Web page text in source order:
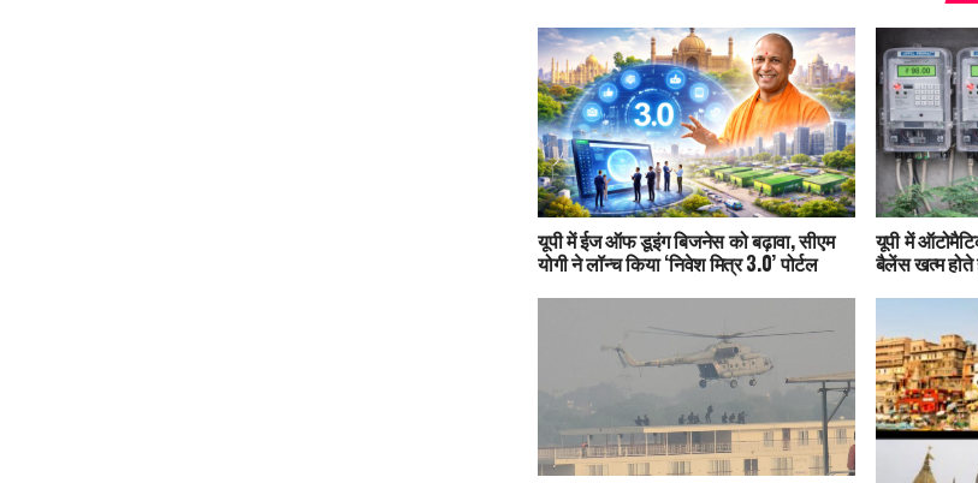
यूपी में ईज ऑफ डूइंग बिजनेस को बढ़ावा, सीएम
योगी ने लॉन्च किया ‘निवेश मित्र 3.0’ पोर्टल
यूपी में
बैलेंस खत्म होते